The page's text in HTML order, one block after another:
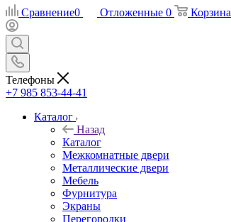
Сравнение0 Отложенные 0 Корзина
Телефоны
+7 985 853-44-41
Каталог
Назад
Каталог
Межкомнатные двери
Металлические двери
Мебель
Фурнитура
Экраны
Перегородки